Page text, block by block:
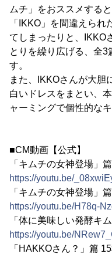
ムチ」をおススメする
「IKKO」を間違えら
てしまったりと、IKKO
とりを繰り広げる、全3
す。
また、IKKOさんが大胆
白いドレスをまとい、
ャーミングで個性的な
■CM動画【公式】
「キムチの女神登場
https://youtu.be/
「キムチの女神登場
https://youtu.be/H78q-
「体に美味しい発酵キ
https://youtu.be/
「HAKKOさん？